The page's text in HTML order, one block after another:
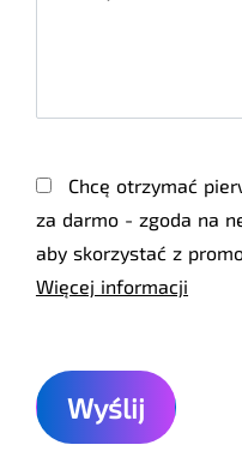
Chcę otrzymać
za darmo - zgoda na
aby skorzystać z
Więcej informacji